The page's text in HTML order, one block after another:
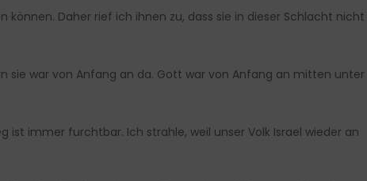
Daher rief ich ihnen zu, dass sie in dieser Schlacht nicht
sie war von Anfang an da. Gott war von Anfang an mitten unter
ist immer furchtbar. Ich strahle, weil unser Volk Israel wieder an